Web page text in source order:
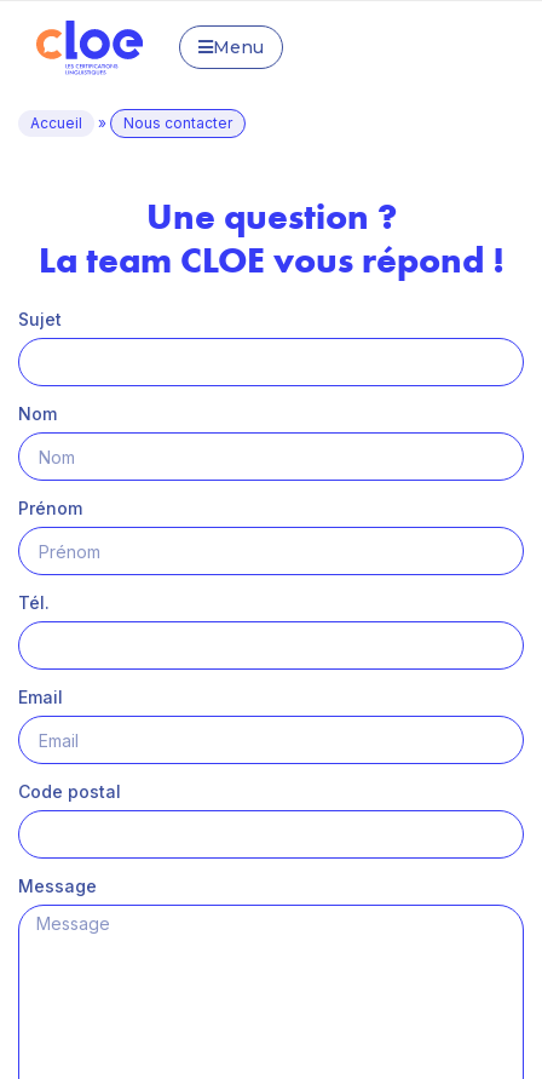
Menu
Accueil » Nous contacter
Une question ?
La team CLOE vous répond !
Sujet
Nom
Prénom
Tél.
Email
Code postal
Message